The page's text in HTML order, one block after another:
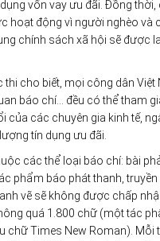
vốn vay ưu đãi. Đồng
hoạt động vì người nghèo và
chính sách xã hội sẽ được
cho biết, mọi công dân Việt
báo chí… đều có thể tham
của các chuyên gia kinh tế,
tín dụng ưu đãi.
các thể loại báo chí: bài
phẩm báo phát thanh, truyền
vẽ sẽ không được chấp
quá 1.800 chữ (một tác
chữ Times New Roman). Mỗi